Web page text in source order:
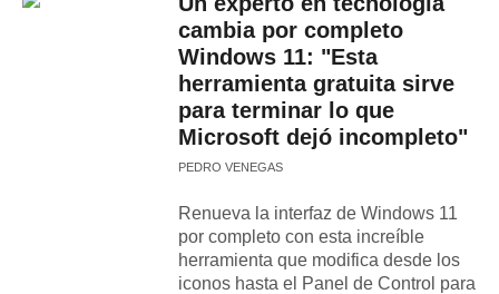
cambia por completo
Windows 11: "Esta
herramienta gratuita sirve
para terminar lo que
Microsoft dejó incompleto"
PEDRO VENEGAS
Renueva la interfaz de Windows 11
por completo con esta increíble
herramienta que modifica desde los
iconos hasta el Panel de Control para